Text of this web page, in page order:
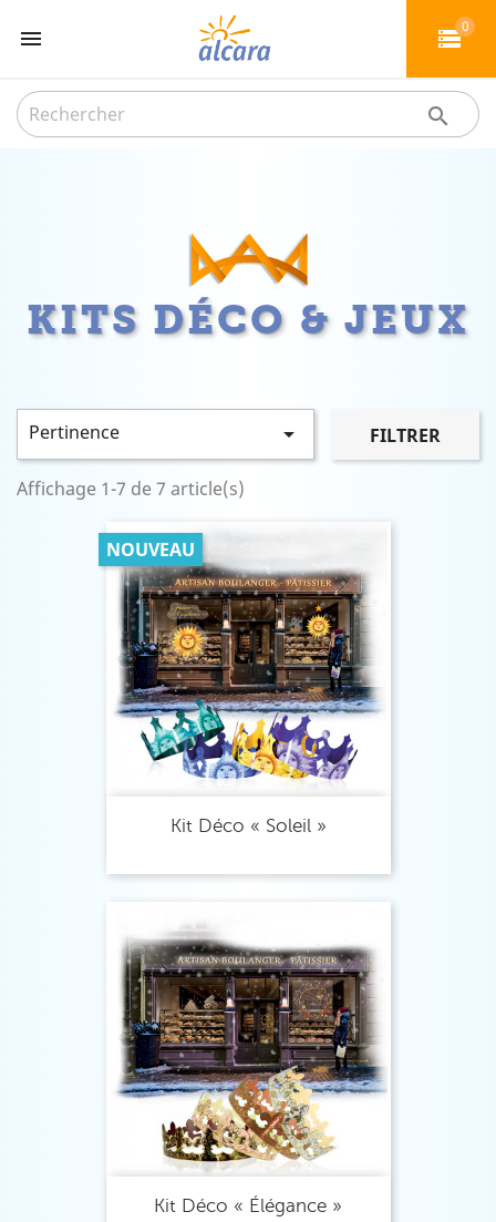
 0

KITS DÉCO & JEUX
Pertinence  FILTRER
Affichage 1-7 de 7 article(s)
Kit Déco « Soleil »
NOUVEAU
Kit Déco « Élégance »